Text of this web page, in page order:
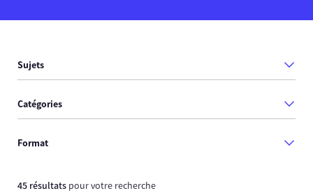
Sujets
Catégories
Format
45 résultats pour votre recherche